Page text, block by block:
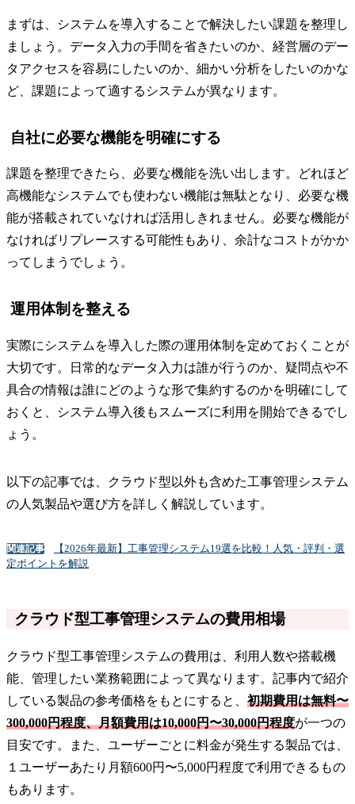
まずは、システムを導入することで解決したい課題を整理し
ましょう。データ入力の手間を省きたいのか、経営層のデー
タアクセスを容易にしたいのか、細かい分析をしたいのかな
ど、課題によって適するシステムが異なります。
自社に必要な機能を明確にする
課題を整理できたら、必要な機能を洗い出します。どれほど
高機能なシステムでも使わない機能は無駄となり、必要な機
能が搭載されていなければ活用しきれません。必要な機能が
なければリプレースする可能性もあり、余計なコストがかか
ってしまうでしょう。
運用体制を整える
実際にシステムを導入した際の運用体制を定めておくことが
大切です。日常的なデータ入力は誰が行うのか、疑問点や不
具合の情報は誰にどのような形で集約するのかを明確にして
おくと、システム導入後もスムーズに利用を開始できるでし
ょう。
以下の記事では、クラウド型以外も含めた工事管理システム
の人気製品や選び方を詳しく解説しています。
関連記事
【2026年最新】工事管理システム19選を比較！人気・評判・選
定ポイントを解説
クラウド型工事管理システムの費用相場
クラウド型工事管理システムの費用は、利用人数や搭載機
能、管理したい業務範囲によって異なります。記事内で紹介
している製品の参考価格をもとにすると、 初期費用は無料〜
300,000円程度、月額費用は10,000円〜30,000円程度が一つの
目安です。また、ユーザーごとに料金が発生する製品では、
１ユーザーあたり月額600円〜5,000円程度で利用できるもの
もあります。